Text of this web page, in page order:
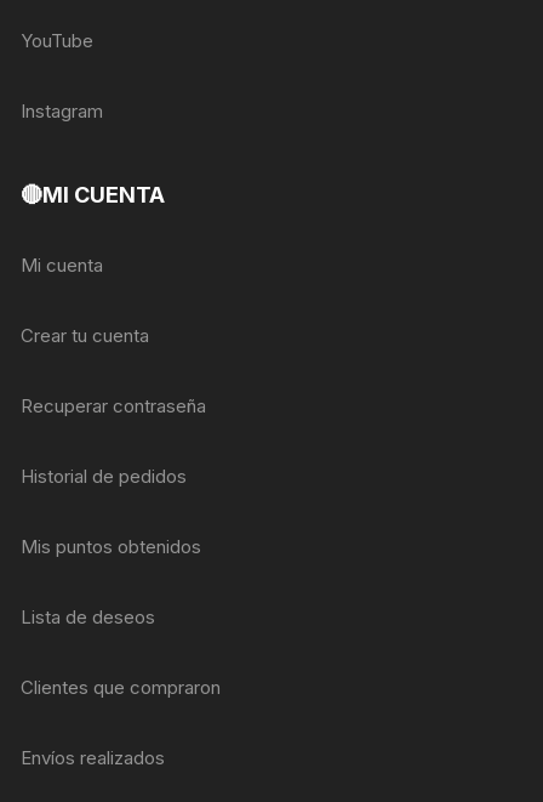
YouTube
Instagram
🔴MI CUENTA
Mi cuenta
Crear tu cuenta
Recuperar contraseña
Historial de pedidos
Mis puntos obtenidos
Lista de deseos
Clientes que compraron
Envíos realizados